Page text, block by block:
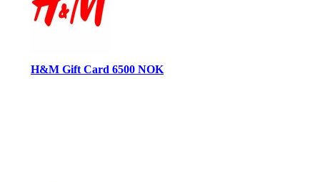
H&M Gift Card 6500 NOK